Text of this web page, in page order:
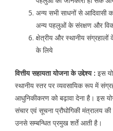
अन्य सभी साधनों से आदिवासी
अन्य पहलुओं के संरक्षण और
क्षेत्रीय और स्थानीय
के लिये
वित्तीय सहायता योजना के उद्देश्य : इस
स्थानीय स्तर पर व्यवसायिक रूप में
आधुनिकीकरण को बढ़ावा देना है। इस
संचार एवं सूचना प्रौघोगिकी मंत्रालय
उनसे सम्बन्धित प्रमुख शर्ते आती है।